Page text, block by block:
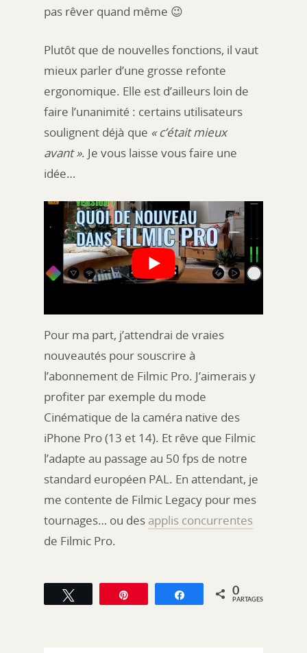
pas rêver quand même 😉
Plutôt que de nouvelles fonctions, il vaut
mieux parler d’une grosse refonte
ergonomique. Elle est d’ailleurs loin de
faire l’unanimité : certains utilisateurs
soulignent déjà que « c’était mieux
avant ». Je vous laisse vous faire une
idée…
Pour ma part, j’attendrai de vraies
nouveautés pour souscrire à
l’abonnement de Filmic Pro. J’aimerais y
profiter par exemple du mode
Cinématique de la caméra native des
iPhone Pro (13 et 14). Et rêve que Filmic
l’adapte au passage au 50 fps de notre
standard européen PAL. En attendant, je
me contente de Filmic Legacy pour mes
tournages… ou des applis concurrentes
de Filmic Pro.
Partagez 0
PARTAGES